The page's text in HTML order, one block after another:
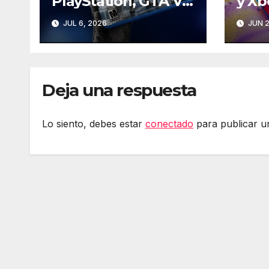
y la Steam Machine
– Gaming Room
#130
JUL 6, 2026 JUN
Deja una respuesta
Lo siento, debes estar conectado para publicar